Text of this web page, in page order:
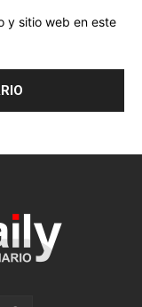
y sitio web en este